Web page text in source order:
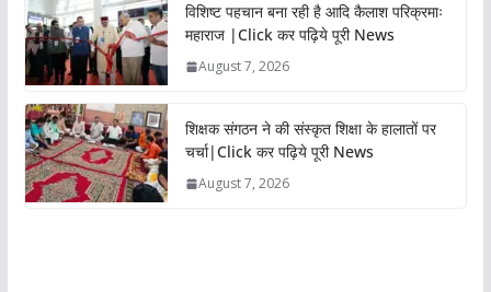
विशिष्ट पहचान बना रही है आदि कैलाश परिक्रमाः
महाराज |Click कर पढ़िये पूरी News
August 7, 2026
शिक्षक संगठन ने की संस्कृत शिक्षा के हालातों पर
चर्चा|Click कर पढ़िये पूरी News
August 7, 2026